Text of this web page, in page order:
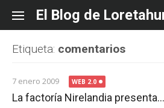
content
El Blog de
Etiqueta: comentarios
7 enero 2009 WEB 2.0
La factoría Nirelandia